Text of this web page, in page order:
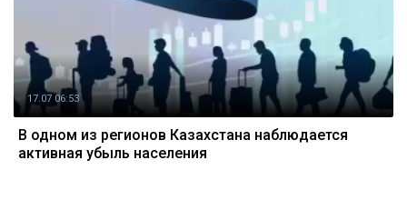
17.07 06:53
В одном из регионов Казахстана наблюдается
активная убыль населения